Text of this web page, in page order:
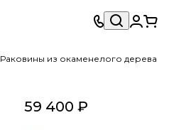
Раковины из окаменелого дерева
59 400 ₽